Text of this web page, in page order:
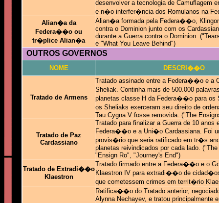
desenvolver a tecnologia de Camuflagem
e n�o interfer�ncia dos Romulanos na
Alian�a da
Federa��o ou
tr�plice Alian�a
Alian�a formada pela Federa��o,
contra o Dominion junto com os
durante a Guerra contra o Dominion.
e "What You Leave Behind")
OUTROS GOVERNOS
NOME DESCRI��O
Tratado de Armens
Tratado assinado entre a Federa��o e a
Sheliak. Continha mais de 500.000
planetas classe H da Federa��o para os
os Sheliaks exerceram seu direito de
Tau Cygna V fosse removida. ("The
Tratado de Paz
Cardassiano
Tratado para finalizar a Guerra de 10 anos
Federa��o e a Uni�o Cardassiana. Foi
provis�rio que seria ratificado em tr�s
planetas reivindicados por cada lado.
"Ensign Ro", "Journey's End")
Tratado de Extradi��o
Klaestron
Tratado firmado entre a Federa��o e o
Klaestron IV para extradi��o de
que cometessem crimes em territ�rio
Ratifica��o do Tratado anterior,
Alynna Nechayev, e tratou principalmente